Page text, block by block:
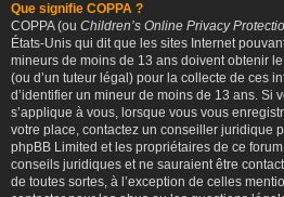
Que signifie COPPA ?
COPPA (ou Children’s Online Privacy
États-Unis qui dit que les sites Internet
mineurs de moins de 13 ans doivent obtenir
(ou d’un tuteur légal) pour la collecte de ces
d’identifier un mineur de moins de 13 ans. Si
s’applique à vous, lorsque vous vous
votre place, contactez un conseiller juridique
phpBB Limited et les propriétaires de ce
conseils juridiques et ne sauraient être
de toutes sortes, à l’exception de celles